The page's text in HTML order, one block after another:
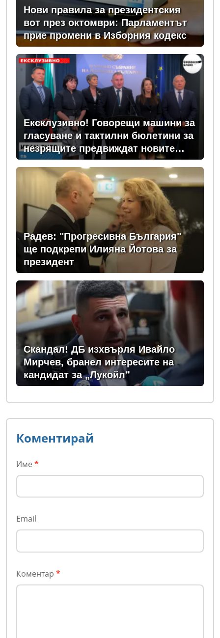
Нови правила за президентския
вот през октомври: Парламентът
прие промени в Изборния кодекс
Ексклузивно! Говорещи машини за
гласуване и тактилни бюлетини за
незрящите предвиждат новите
изборни правила! (ВИДЕО)
Радев: "Прогресивна България"
ще подкрепи Илияна Йотова за
президент
Скандал! ДБ изхвърля Ивайло
Мирчев, бранел интересите на
кандидат за „Лукойл”
Коментирай
Име *
Email
Коментар *